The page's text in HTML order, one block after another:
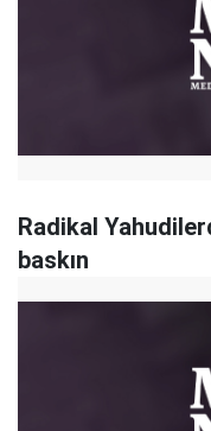
Radikal
baskın